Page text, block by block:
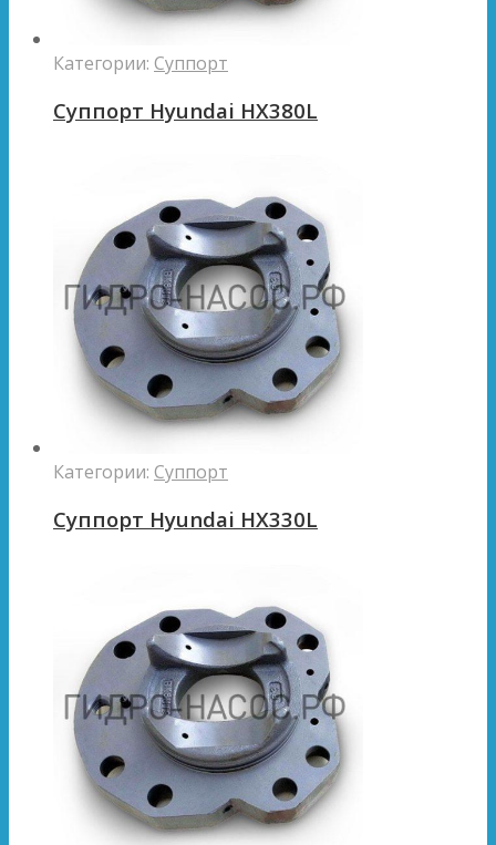
Категории: Суппорт
Суппорт Hyundai HX380L
Категории: Суппорт
Суппорт Hyundai HX330L